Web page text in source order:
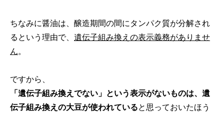
ちなみに醤油は、醸造期間の間にタンパク質が分解され
るという理由で、 遺伝子組み換えの表示義務がありませ
ん。
ですから、
「遺伝子組み換えでない」という表示がないものは、遺
伝子組み換えの大豆が使われていると思っておいたほう